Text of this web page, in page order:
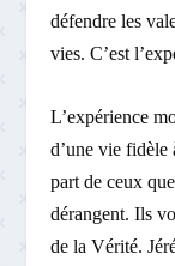
défendre les
vies. C’est
L’expérience
d’une vie fidèle
part de ceux
dérangent. Ils
de la Vérité.